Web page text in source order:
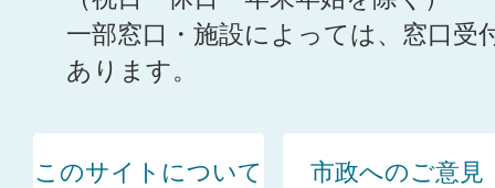
一部窓口・施設によっては、窓口受
あります。
このサイトについて 市政へのご意見